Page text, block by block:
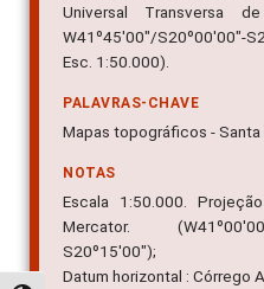
Universal Transversa
W41º45'00"/S20º00'00"-
Esc. 1:50.000).
PALAVRAS-CHAVE
Mapas topográficos - Santa
NOTAS
Escala 1:50.000.
Mercator. (W41º00'00"-
S20º15'00");
Datum horizontal : Córrego